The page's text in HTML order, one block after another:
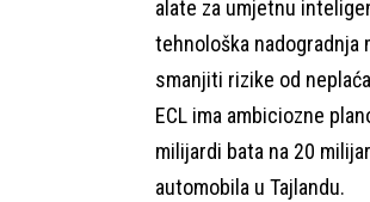
alate za umjetnu
tehnološka nadogradnja
smanjiti rizike od
ECL ima ambiciozne
milijardi bata na 20
automobila u Tajlandu.